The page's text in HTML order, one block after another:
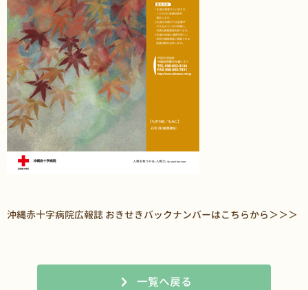
沖縄赤十字病院広報誌 おきせきバックナンバーはこちらから＞＞＞
一覧へ戻る